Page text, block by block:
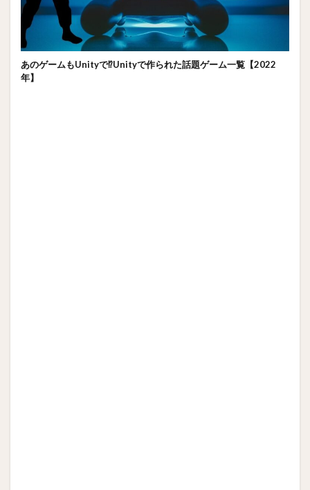
あのゲームもUnityで⁉Unityで作られた話題ゲーム一覧【2022
年】